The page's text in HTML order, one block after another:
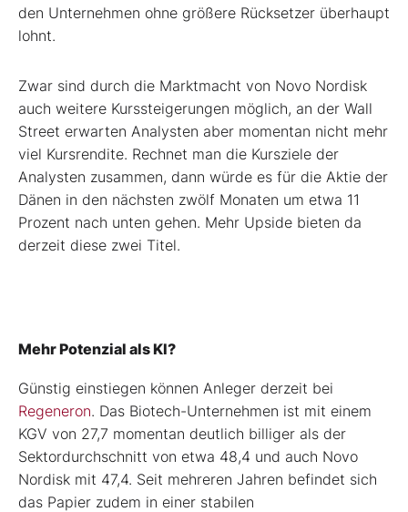
den Unternehmen ohne größere Rücksetzer überhaupt
lohnt.
Zwar sind durch die Marktmacht von Novo Nordisk
auch weitere Kurssteigerungen möglich, an der Wall
Street erwarten Analysten aber momentan nicht mehr
viel Kursrendite. Rechnet man die Kursziele der
Analysten zusammen, dann würde es für die Aktie der
Dänen in den nächsten zwölf Monaten um etwa 11
Prozent nach unten gehen. Mehr Upside bieten da
derzeit diese zwei Titel.
Mehr Potenzial als KI?
Günstig einstiegen können Anleger derzeit bei
Regeneron. Das Biotech-Unternehmen ist mit einem
KGV von 27,7 momentan deutlich billiger als der
Sektordurchschnitt von etwa 48,4 und auch Novo
Nordisk mit 47,4. Seit mehreren Jahren befindet sich
das Papier zudem in einer stabilen